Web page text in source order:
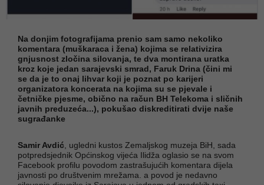
Na donjim fotografijama prenio sam samo nekoliko
komentara (muškaraca i žena) kojima se relativizira
gnjusnost zločina silovanja, te dva montirana uratka
kroz koje jedan sarajevski smrad, Faruk Drina (čini mi
se da je to onaj lihvar koji je poznat po karijeri
organizatora koncerata na kojima su se pjevale i
četničke pjesme, obično na račun BH Telekoma i sličnih
javnih preduzeća...), pokušao diskreditirati dvije naše
sugrađanke
Samir Avdić , ugledni kustos Zemaljskog muzeja BiH, sada
potpredsjednik Općinskog vijeća Ilidža oglasio se na svom
Facebook profilu povodom zastrašujućih komentara dijela
javnosti po društvenim mrežama. a povod je nedavno